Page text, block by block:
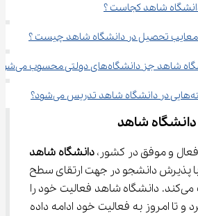
شاهد
دانشگاه شاهد
با پذیرش دانشجو در جهت ارتقای سطح
علمی کشور فعالیت می‌کند. دانشگاه شاهد فعالیت خود را
آغاز کرد و تا امروز به فعالیت خود ادامه داده